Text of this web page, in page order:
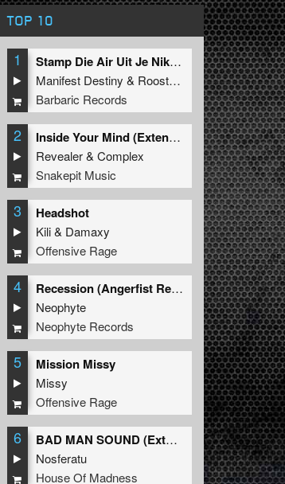
TOP 10
1
Stamp Die Air Uit Je Nikeys (Extended Mix)
Manifest Destiny & Roosterz
Barbaric Records
2
Inside Your Mind (Extended Mix)
Revealer&Complex
Snakepit Music
3 Headshot
Kili& Damaxy
Offensive Rage
4
Recession (Angerfist Remix Extended)
Neophyte
Neophyte Records
5 Mission Missy
Missy
Offensive Rage
6
BAD MAN SOUND (Extended Mix)
Nosferatu
House Of Madness